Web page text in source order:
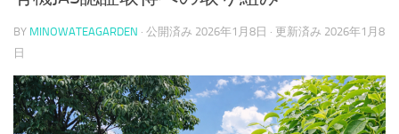
BY MINOWATEAGARDEN · 公開済み 2026年1月8日 · 更新済み 2026年1月8
日